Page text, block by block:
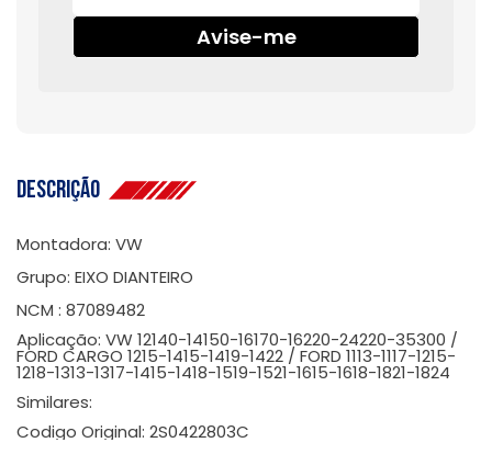
Avise-me
Descrição
Montadora: VW
Grupo: EIXO DIANTEIRO
NCM : 87089482
Aplicação: VW 12140-14150-16170-16220-24220-35300 /
FORD CARGO 1215-1415-1419-1422 / FORD 1113-1117-1215-
1218-1313-1317-1415-1418-1519-1521-1615-1618-1821-1824
Similares:
Codigo Original: 2S0422803C